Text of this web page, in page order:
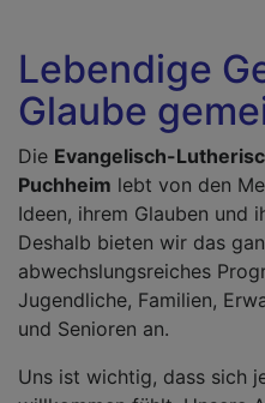
Lebendige
Glaube
Die Evangelisch-
Puchheim lebt von den
Ideen, ihrem Glauben und
Deshalb bieten wir das
abwechslungsreiches
Jugendliche, Familien,
und Senioren an.
Uns ist wichtig, dass sich